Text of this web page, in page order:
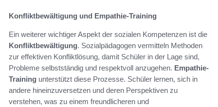
Konfliktbewältigung und Empathie-Training
Ein weiterer wichtiger Aspekt der sozialen Kompetenzen ist die
Konfliktbewältigung. Sozialpädagogen vermitteln Methoden
zur effektiven Konfliktlösung, damit Schüler in der Lage sind,
Probleme selbstständig und respektvoll anzugehen. Empathie-
Training unterstützt diese Prozesse. Schüler lernen, sich in
andere hineinzuversetzen und deren Perspektiven zu
verstehen, was zu einem freundlicheren und